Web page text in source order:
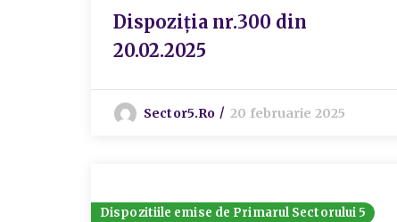
Dispoziția nr.300 din
20.02.2025
Sector5.ro 20 februarie 2025
Dispozitiile emise de Primarul Sectorului 5